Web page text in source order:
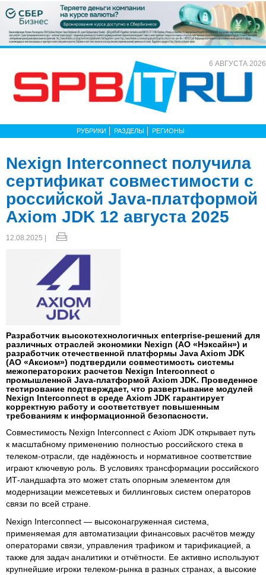
6 АВГУСТА 2026
РУБРИКИ РАЗДЕЛЫ РЕГИОНЫ
Nexign Interconnect получила
сертификат совместимости с
российской Java-платформой
Axiom JDK 12 августа 2025
12.08.2025 |
Разработчик высокотехнологичных enterprise-решений для
различных отраслей экономики Nexign (АО «Нэксайн») и
разработчик отечественной платформы Java Axiom JDK
(АО «Аксиом») подтвердили совместимость системы
межоператорских расчетов Nexign Interconnect с
промышленной Java-платформой Axiom JDK. Проведенное
тестирование подтверждает, что развертывание модулей
Nexign Interconnect в среде Axiom JDK гарантирует
корректную работу и соответствует повышенным
требованиям к информационной безопасности.
Совместимость Nexign Interconnect с Axiom JDK открывает путь
к масштабному применению полностью российского стека в
телеком-отрасли, где надёжность и нормативное соответствие
играют ключевую роль. В условиях трансформации российского
ИТ-ландшафта это может стать опорным элементом для
модернизации межсетевых и биллинговых систем операторов
связи по всей стране.
Nexign Interconnect — высоконагруженная система,
применяемая для автоматизации финансовых расчётов между
операторами связи, управления трафиком и тарификацией, а
также для задач аналитики и отчётности. Ее активно используют
крупнейшие игроки телеком-рынка в разных странах, а высокие